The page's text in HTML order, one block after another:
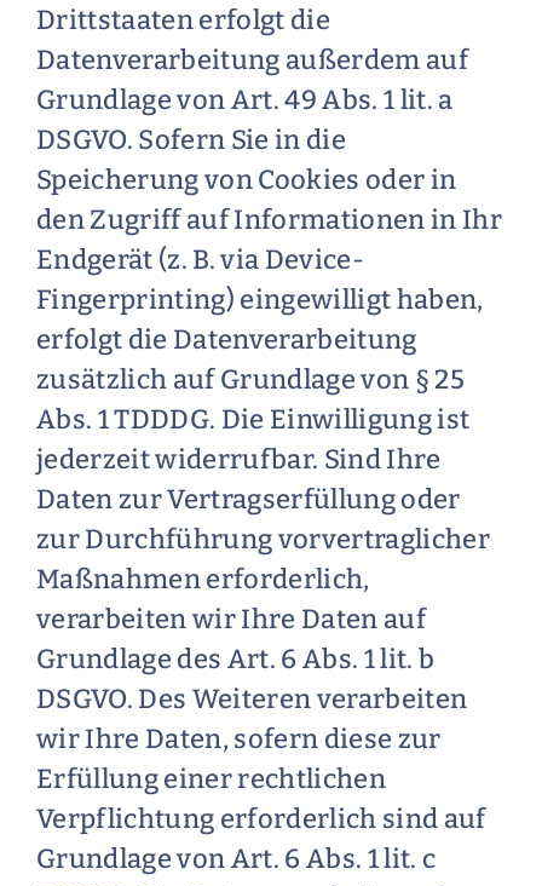
Drittstaaten erfolgt die
Datenverarbeitung außerdem auf
Grundlage von Art. 49 Abs. 1 lit. a
DSGVO. Sofern Sie in die
Speicherung von Cookies oder in
den Zugriff auf Informationen in Ihr
Endgerät (z. B. via Device-
Fingerprinting) eingewilligt haben,
erfolgt die Datenverarbeitung
zusätzlich auf Grundlage von § 25
Abs. 1 TDDDG. Die Einwilligung ist
jederzeit widerrufbar. Sind Ihre
Daten zur Vertragserfüllung oder
zur Durchführung vorvertraglicher
Maßnahmen erforderlich,
verarbeiten wir Ihre Daten auf
Grundlage des Art. 6 Abs. 1 lit. b
DSGVO. Des Weiteren verarbeiten
wir Ihre Daten, sofern diese zur
Erfüllung einer rechtlichen
Verpflichtung erforderlich sind auf
Grundlage von Art. 6 Abs. 1 lit. c